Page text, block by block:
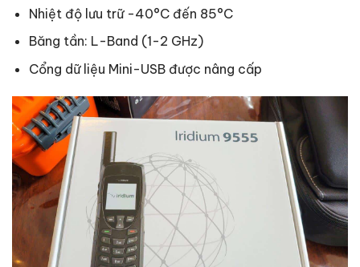
Nhiệt độ lưu trữ -40°C đến 85°C
Băng tần: L-Band (1-2 GHz)
Cổng dữ liệu Mini-USB được nâng cấp